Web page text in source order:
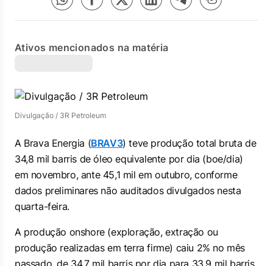
Ativos mencionados na matéria
Divulgação / 3R Petroleum
A Brava Energia (BRAV3) teve produção total bruta de
34,8 mil barris de óleo equivalente por dia (boe/dia)
em novembro, ante 45,1 mil em outubro, conforme
dados preliminares não auditados divulgados nesta
quarta-feira.
A produção onshore (exploração, extração ou
produção realizadas em terra firme) caiu 2% no mês
passado, de 34,7 mil barris por dia para 33,9 mil barris